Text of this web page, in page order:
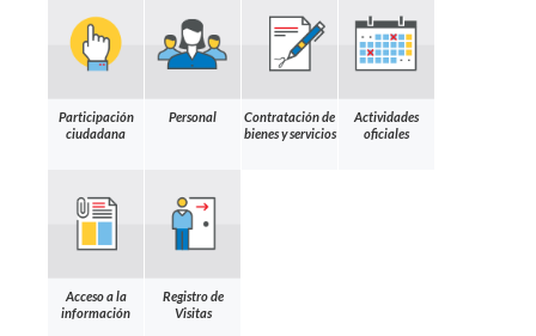
Participación
ciudadana
Personal
Contratación de
bienes y servicios
Actividades
oficiales
Acceso a la
información
Registro de
Visitas